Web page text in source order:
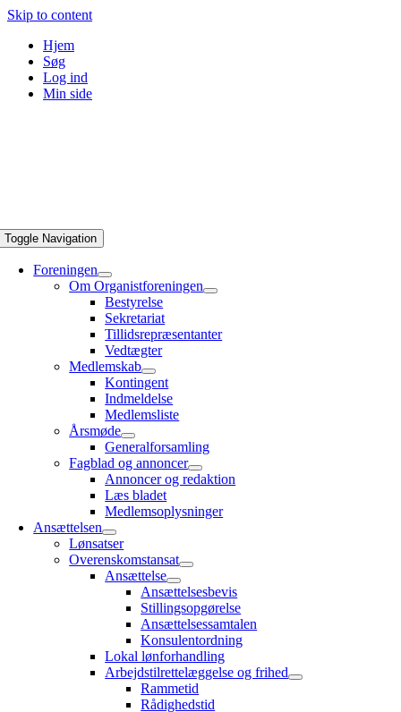
Skip to content
Hjem
Søg
Log ind
Min side
Toggle Navigation
Foreningen
Om Organistforeningen
Bestyrelse
Sekretariat
Tillidsrepræsentanter
Vedtægter
Medlemskab
Kontingent
Indmeldelse
Medlemsliste
Årsmøde
Generalforsamling
Fagblad og annoncer
Annoncer og redaktion
Læs bladet
Medlemsoplysninger
Ansættelsen
Lønsatser
Overenskomstansat
Ansættelse
Ansættelsesbevis
Stillingsopgørelse
Ansættelsessamtalen
Konsulentordning
Lokal lønforhandling
Arbejdstilrettelæggelse og frihed
Rammetid
Rådighedstid